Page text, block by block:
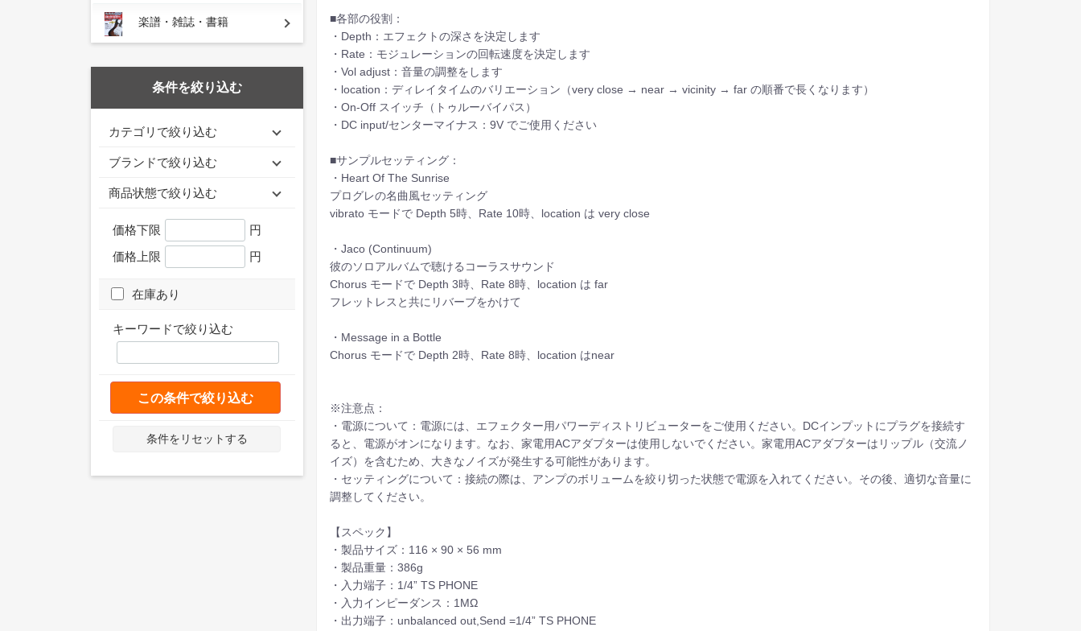
楽譜・雑誌・書籍
条件を絞り込む
カテゴリで絞り込む
ブランドで絞り込む
商品状態で絞り込む
価格下限
円
価格上限
円
在庫あり
キーワードで絞り込む
この条件で絞り込む
条件をリセットする
■各部の役割：
・Depth：エフェクトの深さを決定します
・Rate：モジュレーションの回転速度を決定します
・Vol adjust：音量の調整をします
・location：ディレイタイムのバリエーション（very close → near → vicinity → far の順番で長くなります）
・On-Off スイッチ（トゥルーバイパス）
・DC input/センターマイナス：9V でご使用ください
■サンプルセッティング：
・Heart Of The Sunrise
プログレの名曲風セッティング
vibrato モードで Depth 5時、Rate 10時、location は very close
・Jaco (Continuum)
彼のソロアルバムで聴けるコーラスサウンド
Chorus モードで Depth 3時、Rate 8時、location は far
フレットレスと共にリバーブをかけて
・Message in a Bottle
Chorus モードで Depth 2時、Rate 8時、location はnear
※注意点：
・電源について：電源には、エフェクター用パワーディストリビューターをご使用ください。DCインプットにプラグを接続す
ると、電源がオンになります。なお、家電用ACアダプターは使用しないでください。家電用ACアダプターはリップル（交流ノ
イズ）を含むため、大きなノイズが発生する可能性があります。
・セッティングについて：接続の際は、アンプのボリュームを絞り切った状態で電源を入れてください。その後、適切な音量に
調整してください。
【スペック】
・製品サイズ：116 × 90 × 56 mm
・製品重量：386g
・入力端子：1/4” TS PHONE
・入力インピーダンス：1MΩ
・出力端子：unbalanced out,Send =1/4” TS PHONE